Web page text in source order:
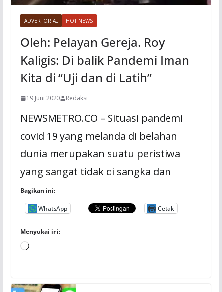
ADVERTORIAL HOT NEWS
Oleh: Pelayan Gereja. Roy
Kaligis: Di balik Pandemi Iman
Kita di “Uji dan di Latih”
19 Juni 2020 Redaksi
NEWSMETRO.CO – Situasi pandemi
covid 19 yang melanda di belahan
dunia merupakan suatu peristiwa
yang sangat tidak di sangka dan
Bagikan ini:
WhatsApp Cetak
Menyukai ini:
M
u